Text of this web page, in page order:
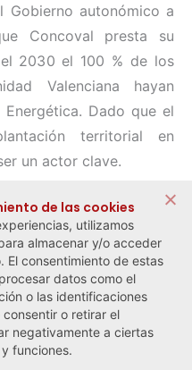
Gobierno autonómico a
Concoval presta su
2030 el 100 % de los
Valenciana hayan
Dado que el
territorial en
un actor clave.
Noticia siguiente →
de las cookies
utilizamos
almacenar y/o acceder
El consentimiento de estas
datos como el
o las identificaciones
o retirar el
negativamente a ciertas
funciones.